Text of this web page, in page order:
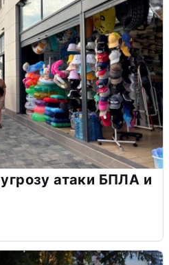
атаки БПЛА и